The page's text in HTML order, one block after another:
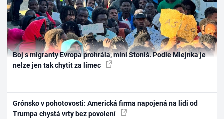
Boj s migranty Evropa prohrála, míní Stoniš. Podle Mlejnka je
nelze jen tak chytit za límec
Grónsko v pohotovosti: Americká firma napojená na lidi od
Trumpa chystá vrty bez povolení